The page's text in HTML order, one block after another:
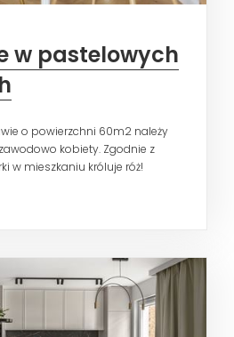
w pastelowych
o powierzchni 60m2 należy
kobiety. Zgodnie z
w mieszkaniu króluje róż!